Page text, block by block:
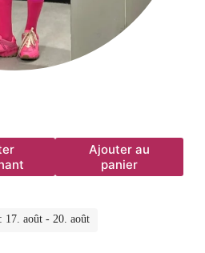
Ajouter au
panier
17. août - 20. août